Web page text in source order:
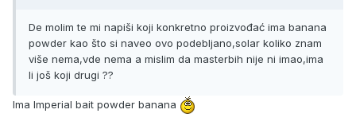
De molim te mi napiši koji konkretno proizvođać ima banana
powder kao što si naveo ovo podebljano,solar koliko znam
više nema,vde nema a mislim da masterbih nije ni imao,ima
li još koji drugi ??
Ima Imperial bait powder banana